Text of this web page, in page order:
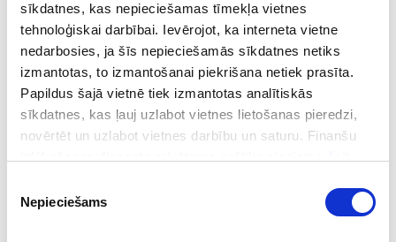
sīkdatnes, kas nepieciešamas tīmekļa vietnes
tehnoloģiskai darbībai. Ievērojot, ka interneta vietne
nedarbosies, ja šīs nepieciešamās sīkdatnes netiks
izmantotas, to izmantošanai piekrišana netiek prasīta.
Papildus šajā vietnē tiek izmantotas analītiskās
sīkdatnes, kas ļauj uzlabot vietnes lietošanas pieredzi,
novērtēt un uzlabot vietnes darbību un saturu. Finanšu
izvēle
Nepieciešams
Vienlaikus tiek atgādināts, ka neviena persona nav
uzskatāma par vainīgu, kamēr tās vaina noziedzīga
nodarījuma izdarīšanā nav konstatēta likumā noteiktajā
kārtībā.
Informācija: VDD